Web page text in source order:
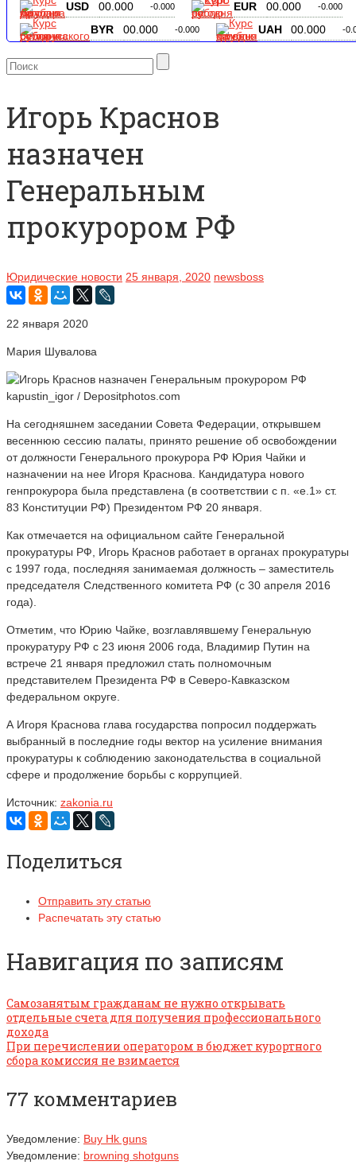
USD 00.000 -0.000 EUR 00.000 -0.000
BYR 00.000 -0.000 UAH 00.000 -
Игорь Краснов
назначен
Генеральным
прокурором РФ
Юридические новости 25 января, 2020 newsboss
22 января 2020
Мария Шувалова
kapustin_igor / Depositphotos.com
На сегодняшнем заседании Совета Федерации, открывшем
весеннюю сессию палаты, принято решение об освобождении
от должности Генерального прокурора РФ Юрия Чайки и
назначении на нее Игоря Краснова. Кандидатура нового
генпрокурора была представлена (в соответствии с п. «е.1» ст.
83 Конституции РФ) Президентом РФ 20 января.
Как отмечается на официальном сайте Генеральной
прокуратуры РФ, Игорь Краснов работает в органах прокуратуры
с 1997 года, последняя занимаемая должность – заместитель
председателя Следственного комитета РФ (с 30 апреля 2016
года).
Отметим, что Юрию Чайке, возглавлявшему Генеральную
прокуратуру РФ с 23 июня 2006 года, Владимир Путин на
встрече 21 января предложил стать полномочным
представителем Президента РФ в Северо-Кавказском
федеральном округе.
А Игоря Краснова глава государства попросил поддержать
выбранный в последние годы вектор на усиление внимания
прокуратуры к соблюдению законодательства в социальной
сфере и продолжение борьбы с коррупцией.
Источник: zakonia.ru
Поделиться
Отправить эту статью
Распечатать эту статью
Навигация по записям
Самозанятым гражданам не нужно открывать
отдельные счета для получения профессионального
дохода
При перечислении оператором в бюджет курортного
сбора комиссия не взимается
77 комментариев
Уведомление: Buy Hk guns
Уведомление: browning shotguns